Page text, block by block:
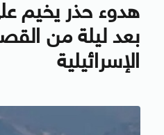
هدوء حذر يخيم
بعد ليلة من
الإسرائيلية